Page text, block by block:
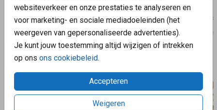
websiteverkeer en onze prestaties te analyseren en
voor marketing- en sociale mediadoeleinden (het
weergeven van gepersonaliseerde advertenties).
Je kunt jouw toestemming altijd wijzigen of intrekken
op ons ons cookiebeleid.
Accepteren
Weigeren
Aanbevolen